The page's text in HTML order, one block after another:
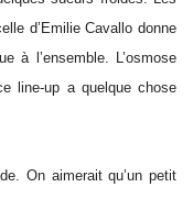
d’Emilie Cavallo donne
à l’ensemble. L’osmose
line-up a quelque chose
On aimerait qu’un petit